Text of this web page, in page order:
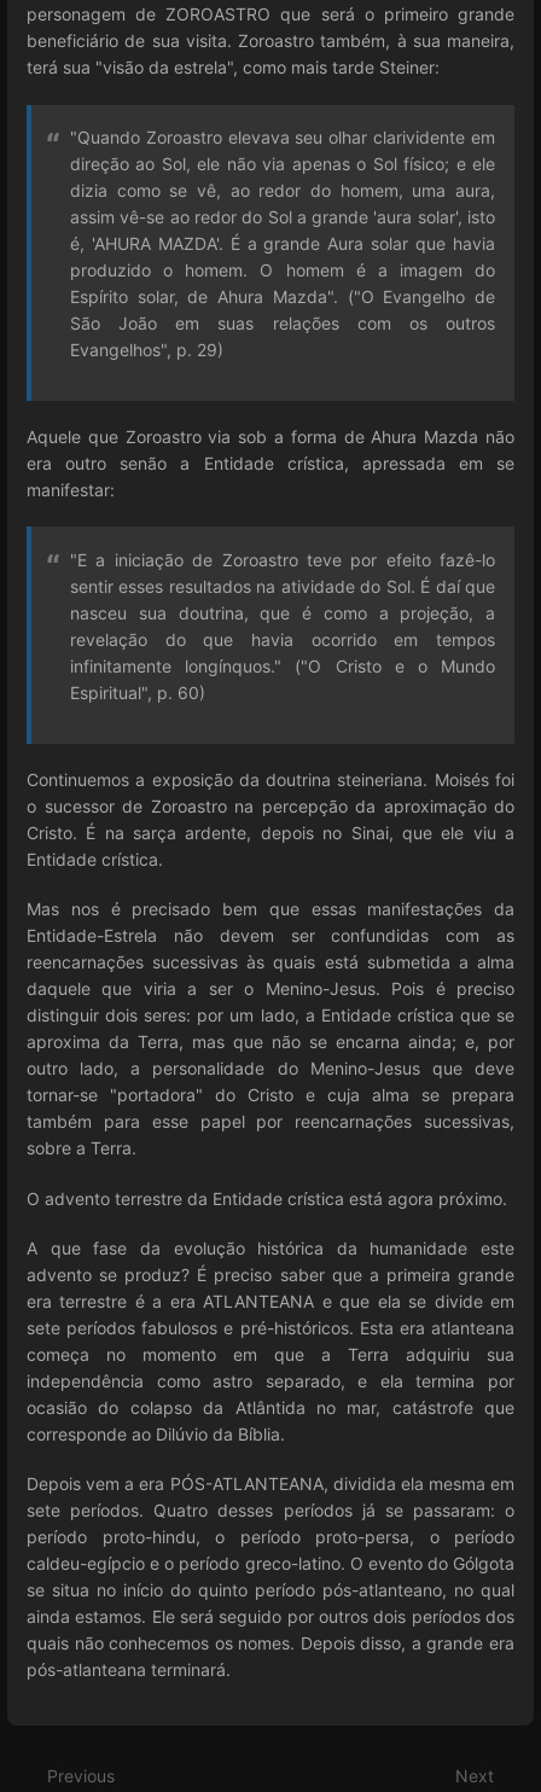
personagem de ZOROASTRO que será o primeiro grande
beneficiário de sua visita. Zoroastro também, à sua maneira,
terá sua "visão da estrela", como mais tarde Steiner:
"Quando Zoroastro elevava seu olhar clarividente em
direção ao Sol, ele não via apenas o Sol físico; e ele
dizia como se vê, ao redor do homem, uma aura,
assim vê-se ao redor do Sol a grande 'aura solar', isto
é, 'AHURA MAZDA'. É a grande Aura solar que havia
produzido o homem. O homem é a imagem do
Espírito solar, de Ahura Mazda". ("O Evangelho de
São João em suas relações com os outros
Evangelhos", p. 29)
Aquele que Zoroastro via sob a forma de Ahura Mazda não
era outro senão a Entidade crística, apressada em se
manifestar:
"E a iniciação de Zoroastro teve por efeito fazê-lo
sentir esses resultados na atividade do Sol. É daí que
nasceu sua doutrina, que é como a projeção, a
revelação do que havia ocorrido em tempos
infinitamente longínquos." ("O Cristo e o Mundo
Espiritual", p. 60)
Continuemos a exposição da doutrina steineriana. Moisés foi
o sucessor de Zoroastro na percepção da aproximação do
Cristo. É na sarça ardente, depois no Sinai, que ele viu a
Entidade crística.
Mas nos é precisado bem que essas manifestações da
Entidade-Estrela não devem ser confundidas com as
reencarnações sucessivas às quais está submetida a alma
daquele que viria a ser o Menino-Jesus. Pois é preciso
distinguir dois seres: por um lado, a Entidade crística que se
aproxima da Terra, mas que não se encarna ainda; e, por
outro lado, a personalidade do Menino-Jesus que deve
tornar-se "portadora" do Cristo e cuja alma se prepara
também para esse papel por reencarnações sucessivas,
sobre a Terra.
O advento terrestre da Entidade crística está agora próximo.
A que fase da evolução histórica da humanidade este
advento se produz? É preciso saber que a primeira grande
era terrestre é a era ATLANTEANA e que ela se divide em
sete períodos fabulosos e pré-históricos. Esta era atlanteana
começa no momento em que a Terra adquiriu sua
independência como astro separado, e ela termina por
ocasião do colapso da Atlântida no mar, catástrofe que
corresponde ao Dilúvio da Bíblia.
Depois vem a era PÓS-ATLANTEANA, dividida ela mesma em
sete períodos. Quatro desses períodos já se passaram: o
período proto-hindu, o período proto-persa, o período
caldeu-egípcio e o período greco-latino. O evento do Gólgota
se situa no início do quinto período pós-atlanteano, no qual
ainda estamos. Ele será seguido por outros dois períodos dos
quais não conhecemos os nomes. Depois disso, a grande era
pós-atlanteana terminará.
mode
Previous Next